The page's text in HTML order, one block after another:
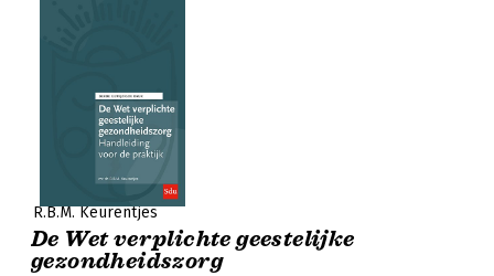
R.B.M. Keurentjes
De Wet verplichte geestelijke
gezondheidszorg